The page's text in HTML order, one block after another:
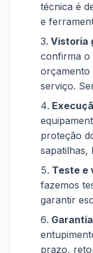
técnica é
e
Vistoria
confirma o
orçamento
serviço.
proteção
sapatilhas,
Teste e
fazemos
garantir
prazo,